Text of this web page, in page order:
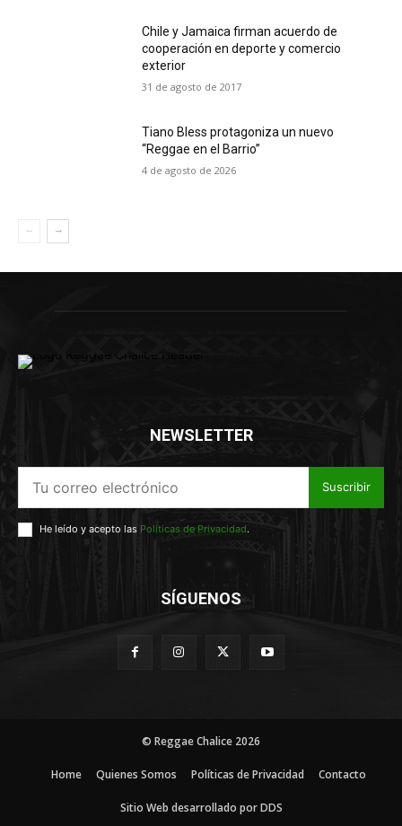
Chile y Jamaica firman acuerdo de
cooperación en deporte y comercio
exterior
31 de agosto de 2017
Tiano Bless protagoniza un nuevo
“Reggae en el Barrio”
4 de agosto de 2026
NEWSLETTER
Suscribir
He leído y acepto las Políticas de Privacidad.
SÍGUENOS
© Reggae Chalice 2026
Home Quienes Somos Políticas de Privacidad Contacto
Sitio Web desarrollado por DDS